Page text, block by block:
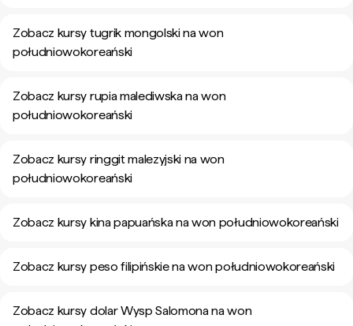
Zobacz kursy tugrik mongolski na won
południowokoreański
Zobacz kursy rupia malediwska na won
południowokoreański
Zobacz kursy ringgit malezyjski na won
południowokoreański
Zobacz kursy kina papuańska na won południowokoreański
Zobacz kursy peso filipińskie na won południowokoreański
Zobacz kursy dolar Wysp Salomona na won